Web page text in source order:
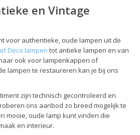
en Vintage
voor authentieke, oude lampen uit de
Deco lampen tot antieke lampen en van
ook voor lampenkappen of
lampen te restaureren kan je bij ons
zijn technisch gecontroleerd en
ons aanbod zo breed mogelijk te
mooie, oude lamp kunt vinden die
en interieur.